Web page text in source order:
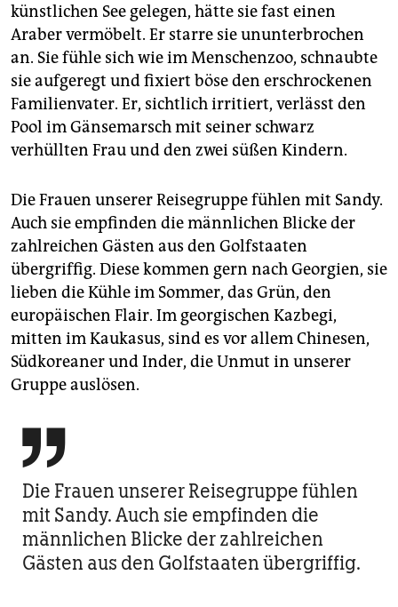
künstlichen See gelegen, hätte sie fast einen
Araber vermöbelt. Er starre sie ununterbrochen
an. Sie fühle sich wie im Menschenzoo, schnaubte
sie aufgeregt und fixiert böse den erschrockenen
Familienvater. Er, sichtlich irritiert, verlässt den
Pool im Gänsemarsch mit seiner schwarz
verhüllten Frau und den zwei süßen Kindern.
Die Frauen unserer Reisegruppe fühlen mit Sandy.
Auch sie empfinden die männlichen Blicke der
zahlreichen Gästen aus den Golfstaaten
übergriffig. Diese kommen gern nach Georgien, sie
lieben die Kühle im Sommer, das Grün, den
europäischen Flair. Im georgischen Kazbegi,
mitten im Kaukasus, sind es vor allem Chinesen,
Südkoreaner und Inder, die Unmut in unserer
Gruppe auslösen.

Die Frauen unserer Reisegruppe fühlen
mit Sandy. Auch sie empfinden die
männlichen Blicke der zahlreichen
Gästen aus den Golfstaaten übergriffig.